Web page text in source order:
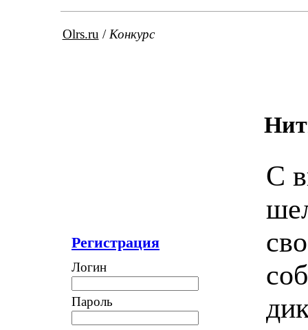
Olrs.ru / Конкурс
Регистрация
Логин
Пароль
С